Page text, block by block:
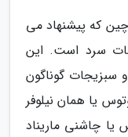
که پیشنهاد می
سرد است. این
و سبزیجات گوناگون
یا همان نیلوفر
چاشنی ماریناد